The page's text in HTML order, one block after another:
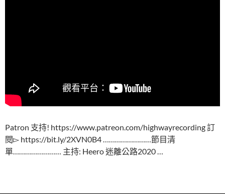
Patron 支持! https://www.patreon.com/highwayrecording 訂
閱▻ https://bit.ly/2XVN0B4 ……………………節目清
單…………………… 主持: Heero 迷離公路2020 …